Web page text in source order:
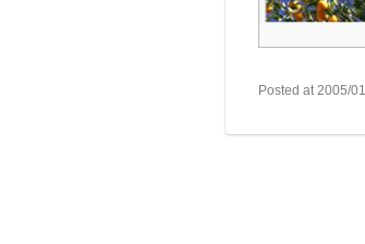
Posted at 2005/